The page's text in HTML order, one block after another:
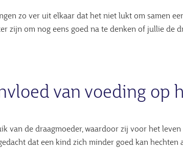
zo ver uit elkaar dat het niet lukt om samen
zijn om nog eens goed na te denken of jullie de
van voeding op
van de draagmoeder, waardoor zij voor het
dat een kind zich minder goed kan hechten